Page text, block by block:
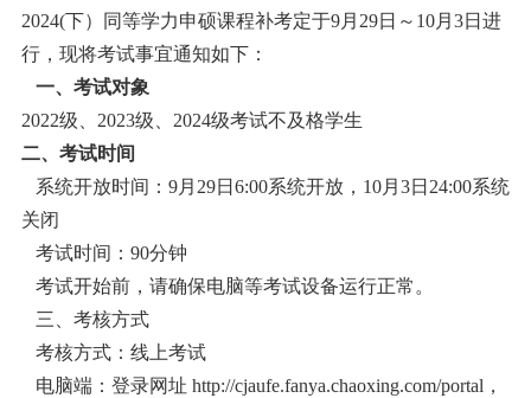
2024(下）同等学力申硕课程补考定于9月29日～10月3日进
行，现将考试事宜通知如下：
一、考试对象
2022级、 2023级、2024级考试不及格学生
二、考试时间
系统开放时间：9月29日6:00系统开放，10月3日24:00系统
关闭
考试时间：90分钟
考试开始前，请确保电脑等考试设备运行正常。
三、考核方式
考核方式：线上考试
电脑端：登录网址 http://cjaufe.fanya.chaoxing.com/portal，